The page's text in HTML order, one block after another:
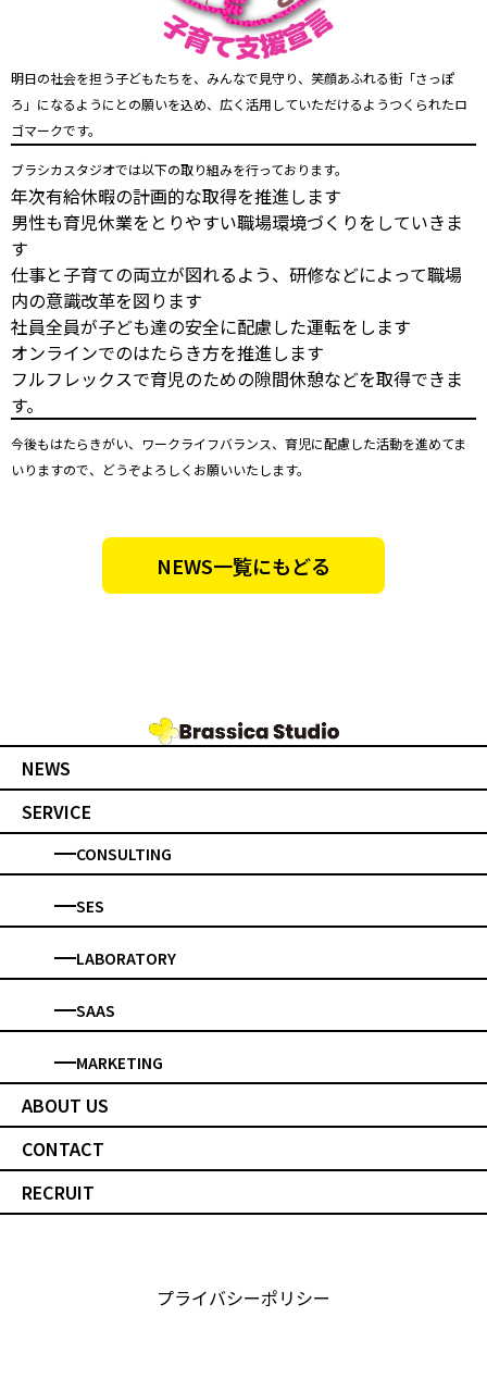
明日の社会を担う子どもたちを、みんなで見守り、笑顔あふれる街「さっぽ
ろ」になるようにとの願いを込め、広く活用していただけるようつくられたロ
ゴマークです。
ブラシカスタジオでは以下の取り組みを行っております。
年次有給休暇の計画的な取得を推進します
男性も育児休業をとりやすい職場環境づくりをしていきま
す
仕事と子育ての両立が図れるよう、研修などによって職場
内の意識改革を図ります
社員全員が子ども達の安全に配慮した運転をします
オンラインでのはたらき方を推進します
フルフレックスで育児のための隙間休憩などを取得できま
す。
今後もはたらきがい、ワークライフバランス、育児に配慮した活動を進めてま
いりますので、どうぞよろしくお願いいたします。
NEWS一覧にもどる
NEWS
SERVICE
CONSULTING
SES
LABORATORY
SAAS
MARKETING
ABOUT US
CONTACT
RECRUIT
プライバシーポリシー